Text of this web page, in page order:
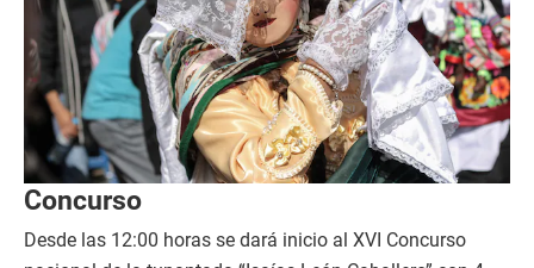
Concurso
Desde las 12:00 horas se dará inicio al XVI Concurso